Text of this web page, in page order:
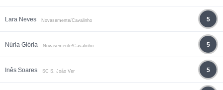
Lara Neves Novasemente/Cavalinho 5
Núria Glória Novasemente/Cavalinho 5
Inês Soares SC S. João Ver 5